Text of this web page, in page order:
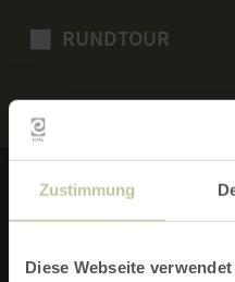
Zustimmung
Diese Webseite
RUNDTOUR